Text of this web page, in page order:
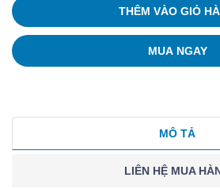
THÊM VÀO GIỎ
MUA NGAY
MÔ TẢ
LIÊN HỆ MUA